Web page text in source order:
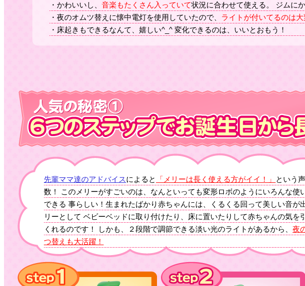
・かわいいし、 音楽もたくさん入っていて状況に合わせて使える。 ジムに
・夜のオムツ替えに懐中電灯を使用していたので、 ライトが付いてるのは
・床起きもできるなんて、嬉しい^_^ 変化できるのは、いいとおもう！
先輩ママ達のアドバイスによると 「メリーは長く使える方がイイ！」
という
数！ このメリーがすごいのは、なんといっても変形ロボのようにいろんな使
できる 事らしい！生まれたばかり赤ちゃんには、くるくる回って美しい音が
リーとして ベビーベッドに取り付けたり、床に置いたりして赤ちゃんの気を
くれるのです！ しかも、２段階で調節できる淡い光のライトがあるから、 夜
つ替えも大活躍！